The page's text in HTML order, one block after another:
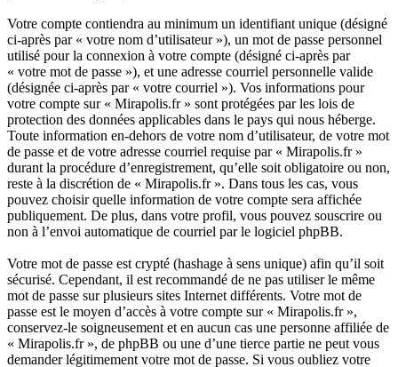
Votre compte contiendra au minimum un identifiant unique (désigné
ci-après par « votre nom d’utilisateur »), un mot de passe personnel
utilisé pour la connexion à votre compte (désigné ci-après par
« votre mot de passe »), et une adresse courriel personnelle valide
(désignée ci-après par « votre courriel »). Vos informations pour
votre compte sur « Mirapolis.fr » sont protégées par les lois de
protection des données applicables dans le pays qui nous héberge.
Toute information en-dehors de votre nom d’utilisateur, de votre mot
de passe et de votre adresse courriel requise par « Mirapolis.fr »
durant la procédure d’enregistrement, qu’elle soit obligatoire ou non,
reste à la discrétion de « Mirapolis.fr ». Dans tous les cas, vous
pouvez choisir quelle information de votre compte sera affichée
publiquement. De plus, dans votre profil, vous pouvez souscrire ou
non à l’envoi automatique de courriel par le logiciel phpBB.
Votre mot de passe est crypté (hashage à sens unique) afin qu’il soit
sécurisé. Cependant, il est recommandé de ne pas utiliser le même
mot de passe sur plusieurs sites Internet différents. Votre mot de
passe est le moyen d’accès à votre compte sur « Mirapolis.fr »,
conservez-le soigneusement et en aucun cas une personne affiliée de
« Mirapolis.fr », de phpBB ou une d’une tierce partie ne peut vous
demander légitimement votre mot de passe. Si vous oubliez votre